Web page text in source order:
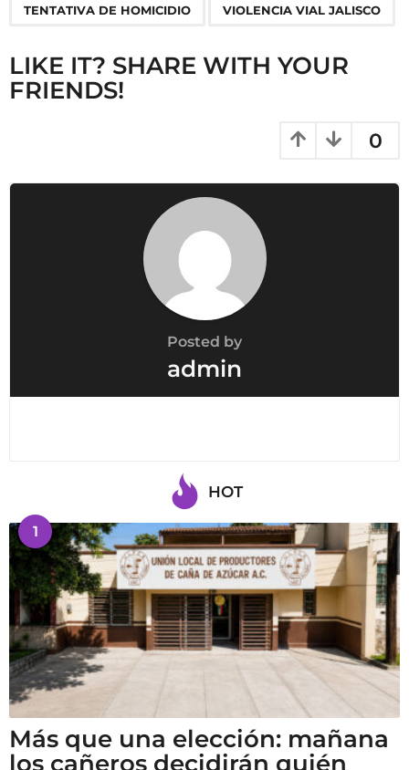
n
TENTATIVA DE HOMICIDIO VIOLENCIA VIAL JALISCO
LIKE IT? SHARE WITH YOUR
FRIENDS!
0
Posted by
admin
HOT
1
Más que una elección: mañana
los cañeros decidirán quién